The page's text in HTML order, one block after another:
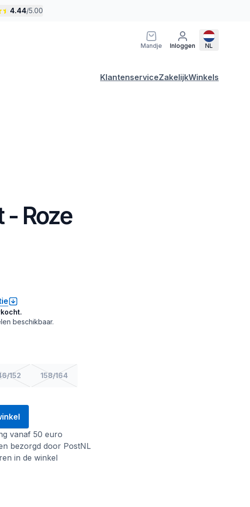
4.44/5.00
Mandje Inloggen NL
KlantenserviceZakelijkWinkels
Roze
beschikbaar.
152 158/164
vanaf 50 euro
bezorgd door PostNL
in de winkel